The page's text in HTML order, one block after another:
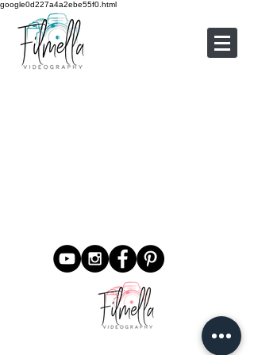
google0d227a4a2ebe55f0.html